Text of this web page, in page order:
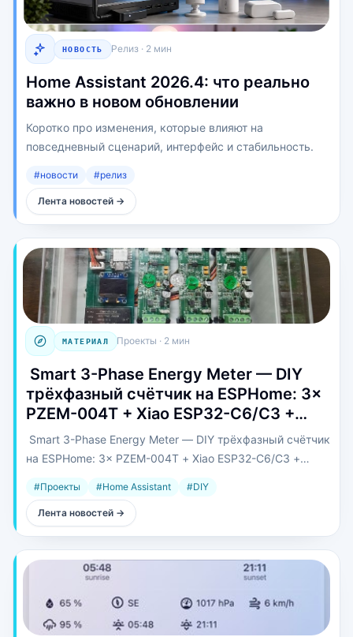
НОВОСТЬ Релиз· 2 мин
Home Assistant 2026.4: что реально
важно в новом обновлении
Коротко про изменения, которые влияют на
повседневный сценарий, интерфейс и стабильность.
#новости #релиз
Лента новостей →
МАТЕРИАЛ Проекты · 2 мин
️ Smart 3-Phase Energy Meter — DIY
трёхфазный счётчик на ESPHome: 3×
PZEM-004T + Xiao ESP32-C6/C3 +…
️ Smart 3-Phase Energy Meter — DIY трёхфазный счётчик
на ESPHome: 3× PZEM-004T + Xiao ESP32-C6/C3 +
#Проекты #Home Assistant #DIY
Лента новостей →